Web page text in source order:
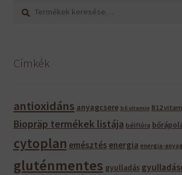
Keresés
Keresés
Címkék
antioxidáns anyagcsere b6 vitamin B12
Biopräp termékek listája bélflóra
cytoplan emésztés energia energia-
gluténmentes gyulladás